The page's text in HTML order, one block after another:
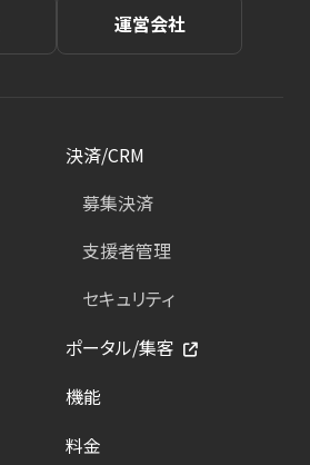
運営会社
決済/CRM
募集決済
支援者管理
セキュリティ
ポータル/集客
機能
料金